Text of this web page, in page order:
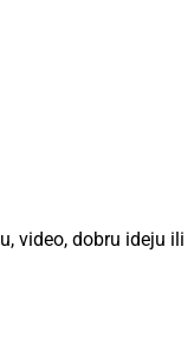
video, dobru ideju ili